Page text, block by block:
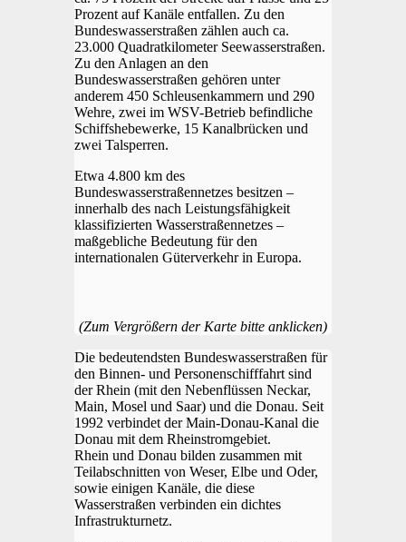
Prozent auf Kanäle entfallen. Zu den
Bundeswasserstraßen zählen auch ca.
23.000 Quadratkilometer Seewasserstraßen.
Zu den Anlagen an den
Bundeswasserstraßen gehören unter
anderem 450 Schleusenkammern und 290
Wehre, zwei im WSV-Betrieb befindliche
Schiffshebewerke, 15 Kanalbrücken und
zwei Talsperren.
Etwa 4.800 km des
Bundeswasserstraßennetzes besitzen –
innerhalb des nach Leistungsfähigkeit
klassifizierten Wasserstraßennetzes –
maßgebliche Bedeutung für den
internationalen Güterverkehr in Europa.
(Zum Vergrößern der Karte bitte anklicken)
Die bedeutendsten Bundeswasserstraßen für
den Binnen- und Personenschifffahrt sind
der Rhein (mit den Nebenflüssen Neckar,
Main, Mosel und Saar) und die Donau. Seit
1992 verbindet der Main-Donau-Kanal die
Donau mit dem Rheinstromgebiet.
Rhein und Donau bilden zusammen mit
Teilabschnitten von Weser, Elbe und Oder,
sowie einigen Kanäle, die diese
Wasserstraßen verbinden ein dichtes
Infrastrukturnetz.